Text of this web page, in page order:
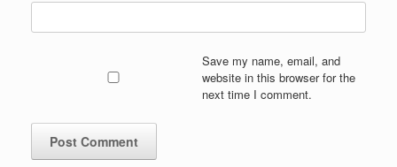
Save my name, email, and
website in this browser for the
next time I comment.